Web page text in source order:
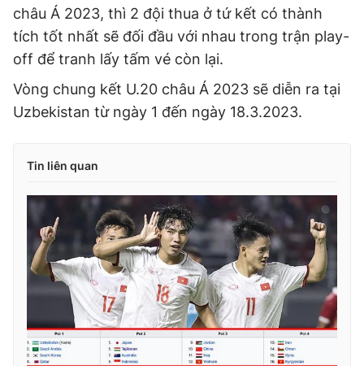
châu Á 2023, thì 2 đội thua ở tứ kết có thành
tích tốt nhất sẽ đối đầu với nhau trong trận play-
off để tranh lấy tấm vé còn lại.
Vòng chung kết U.20 châu Á 2023 sẽ diễn ra tại
Uzbekistan từ ngày 1 đến ngày 18.3.2023.
Tin liên quan